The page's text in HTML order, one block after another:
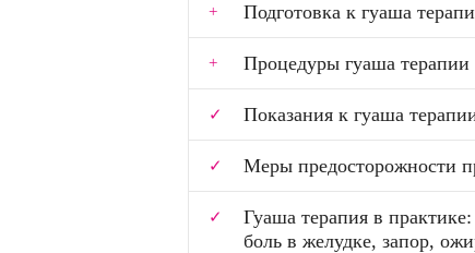
Подготовка к гуаша
Процедуры гуаша терапии
Показания к гуаша
Меры предосторожности
Гуаша терапия в
боль в желудке, запор,